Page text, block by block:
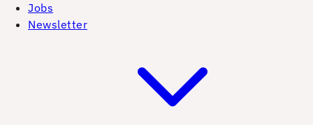
Jobs
Newsletter